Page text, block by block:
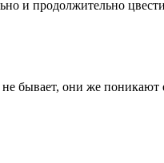
и продолжительно
бывает, они же